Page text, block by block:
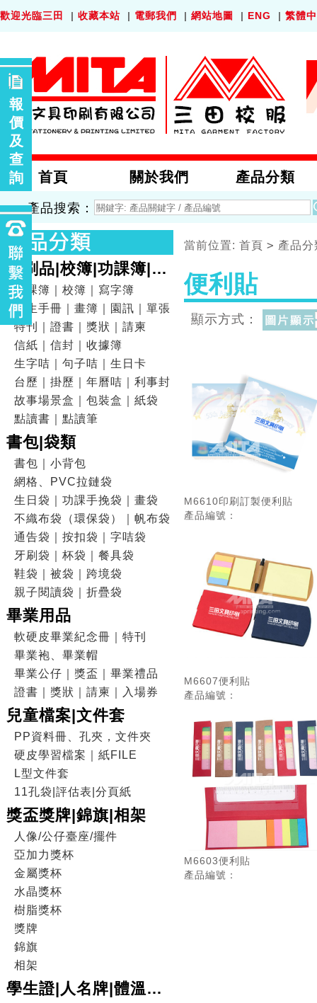
報
價
及
查
詢
歡迎光臨三田 | 收藏本站 | 電郵我們 | 網站地圖 | ENG | 繁體
首頁 關於我們 產品分類
產品搜索：
印刷品|校簿|功課簿|畫
簿功課簿｜校簿｜寫字簿
學生手冊｜畫簿｜園訊｜單張
特刊｜證書｜獎狀｜請柬
信紙｜信封｜收據簿
生字咭｜句子咭｜生日卡
台歷｜掛歷｜年曆咭｜利事封
故事場景盒｜包裝盒｜紙袋
點讀書｜點讀筆
書包|袋類
書包｜小背包
網格、PVC拉鏈袋
生日袋｜功課手挽袋｜畫袋
不織布袋（環保袋）｜帆布袋
通告袋｜按扣袋｜字咭袋
牙刷袋｜杯袋｜餐具袋
鞋袋｜被袋｜跨境袋
親子閱讀袋｜折疊袋
畢業用品
軟硬皮畢業紀念冊｜特刊
畢業袍、畢業帽
畢業公仔｜獎盃｜畢業禮品
證書｜獎狀｜請柬｜入場券
兒童檔案|文件套
PP資料冊、孔夾，文件夾
硬皮學習檔案｜紙FILE
L型文件套
11孔袋|評估表|分頁紙
獎盃獎牌|錦旗|相架
人像/公仔臺座/擺件
亞加力獎杯
金屬獎杯
水晶獎杯
樹脂獎杯
獎牌
錦旗
相架
學生證|人名牌|體溫咭|
當前位置: 首頁 > 產品
便利貼
顯示方式：
M6610印刷訂製便利貼
產品編號：
M6607便利貼
產品編號：
M6603便利貼
產品編號：